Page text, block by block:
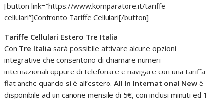
[button link=”https://www.komparatore.it/tariffe-
cellulari”]Confronto Tariffe Cellulari[/button]
Tariffe Cellulari Estero Tre Italia
Con Tre Italia sarà possibile attivare alcune opzioni
integrative che consentono di chiamare numeri
internazionali oppure di telefonare e navigare con una tariffa
flat anche quando si è all’estero.All In International New è
disponibile ad un canone mensile di 5€, con inclusi minuti ed 1